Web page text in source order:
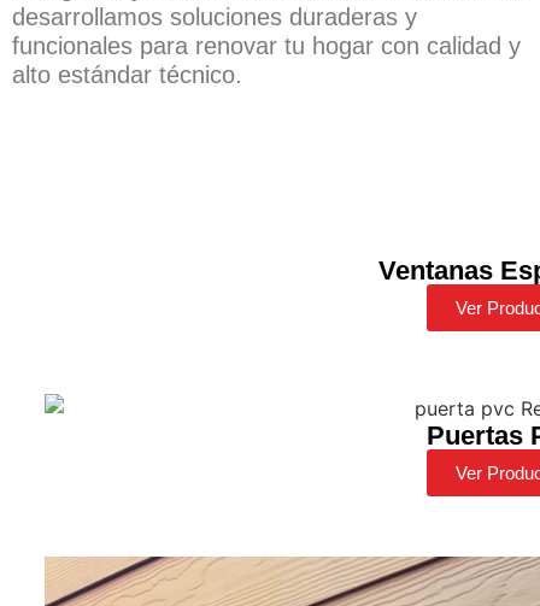
desarrollamos soluciones duraderas y
funcionales para renovar tu hogar con calidad y
alto estándar técnico.
Ventanas
Ver
Puertas
Ver